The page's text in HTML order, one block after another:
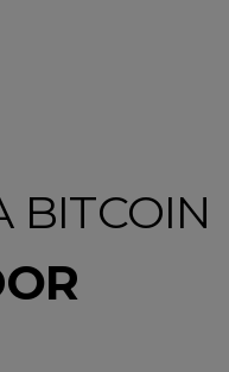
BITCOIN